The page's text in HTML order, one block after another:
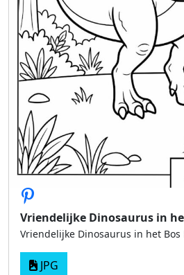
Vriendelijke Dinosaurus in
Vriendelijke Dinosaurus in het
JPG